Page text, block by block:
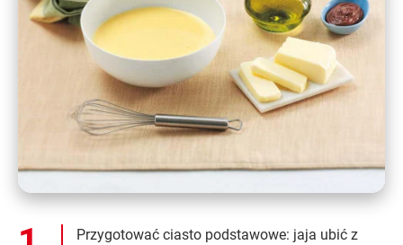
Przygotować ciasto podstawowe: jaja ubić z